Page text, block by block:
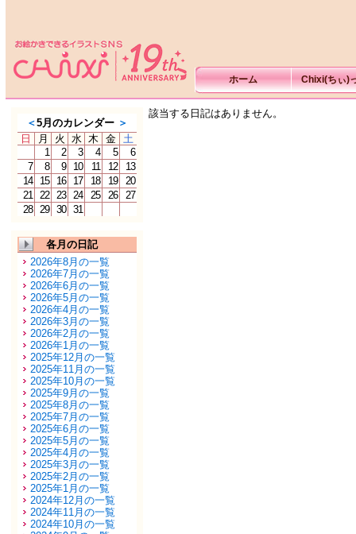
ホーム Chixi(ちぃ)
＜5月のカレンダー ＞
日
月 火 水 木 金 土
1
2 3 4 5
6
7
8 9 10 11 12
13
14
15 16 17 18 19
20
21 22 23 24 25 26
27
28 29 30 31
各月の日記
2026年8月の一覧
2026年7月の一覧
2026年6月の一覧
2026年5月の一覧
2026年4月の一覧
2026年3月の一覧
2026年2月の一覧
2026年1月の一覧
2025年12月の一覧
2025年11月の一覧
2025年10月の一覧
2025年9月の一覧
2025年8月の一覧
2025年7月の一覧
2025年6月の一覧
2025年5月の一覧
2025年4月の一覧
2025年3月の一覧
2025年2月の一覧
2025年1月の一覧
2024年12月の一覧
2024年11月の一覧
2024年10月の一覧
該当する日記はありません。